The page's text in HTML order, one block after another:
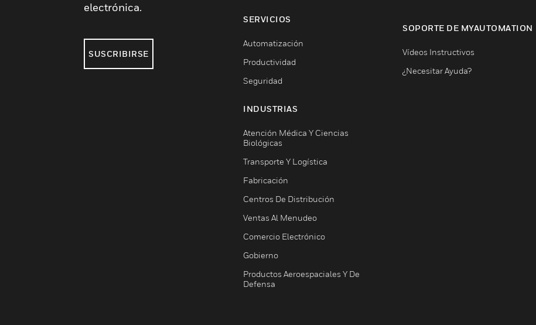
electrónica.
SUSCRIBIRSE
SERVICIOS
Automatización
Productividad
Seguridad
INDUSTRIAS
Atención Médica Y Ciencias
Biológicas
Transporte Y Logística
Fabricación
Centros De Distribución
Ventas Al Menudeo
Comercio Electrónico
Gobierno
Productos Aeroespaciales Y De
Defensa
SOPORTE DE MYAUTOMATION
Vídeos Instructivos
¿Necesitar Ayuda?